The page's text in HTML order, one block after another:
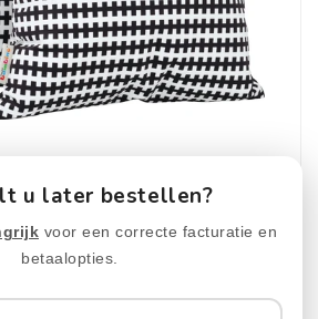
u later bestellen?
voor een correcte facturatie en
betaalopties.